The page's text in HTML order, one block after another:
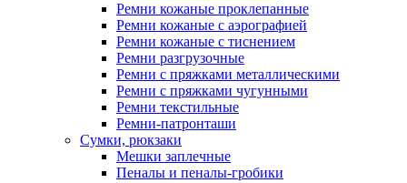
Ремни кожаные проклепанные
Ремни кожаные с аэрографией
Ремни кожаные с тиснением
Ремни разгрузочные
Ремни с пряжками металлическими
Ремни с пряжками чугунными
Ремни текстильные
Ремни-патронташи
Сумки, рюкзаки
Мешки заплечные
Пеналы и пеналы-гробики